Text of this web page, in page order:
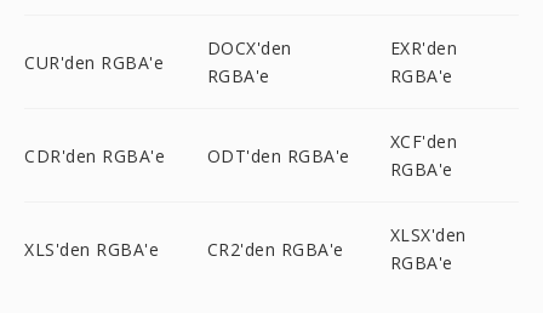
CUR'den RGBA'e
DOCX'den
RGBA'e
EXR'den
RGBA'e
CDR'den RGBA'e ODT'den RGBA'e
XCF'den
RGBA'e
XLS'den RGBA'e CR2'den RGBA'e
XLSX'den
RGBA'e